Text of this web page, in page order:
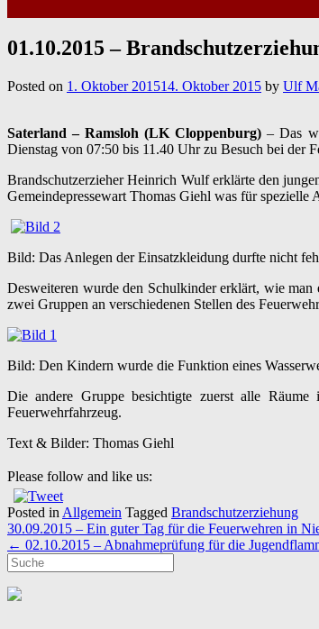
01.10.2015 –
Posted on 1. Oktober 201514. Oktober 2015 by Ulf
Saterland – Ramsloh (LK Cloppenburg) – Das
Dienstag von 07:50 bis 11.40 Uhr zu Besuch bei der
Brandschutzerzieher Heinrich Wulf erklärte den
Gemeindepressewart Thomas Giehl was für
Bild: Das Anlegen der Einsatzkleidung durfte nicht
Desweiteren wurde den Schulkinder erklärt, wie
zwei Gruppen an verschiedenen Stellen des
Bild: Den Kindern wurde die Funktion eines
Die andere Gruppe besichtigte zuerst alle
Feuerwehrfahrzeug.
Text & Bilder: Thomas Giehl
Please follow and like us:
Posted in Allgemein Tagged Brandschutzerziehung
Post
navigation
30.09.2015 – Ein guter Tag für die Feuerwehren in
← 02.10.2015 – Abnahmeprüfung für die